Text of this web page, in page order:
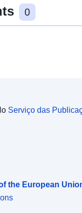
vizinhos são então
designadas para a
0
Serviço das
the European